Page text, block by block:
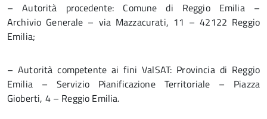
– Autorità procedente: Comune di Reggio Emilia –
Archivio Generale – via Mazzacurati, 11 – 42122 Reggio
Emilia;
– Autorità competente ai fini ValSAT: Provincia di Reggio
Emilia – Servizio Pianificazione Territoriale – Piazza
Gioberti, 4 – Reggio Emilia.